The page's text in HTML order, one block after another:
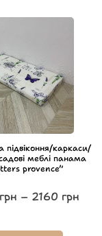
каркаси/
меблі панама
provence”
грн – 2160 грн